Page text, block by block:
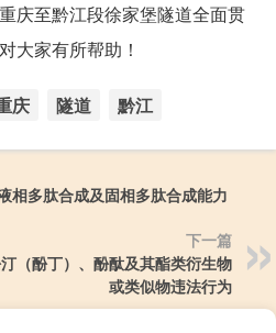
庆至黔江段徐家堡隧道全面贯
大家有所帮助！
庆 隧道 黔江
相多肽合成及固相多肽合成能力
下一篇
（酚丁）、酚酞及其酯类衍生物
或类似物违法行为